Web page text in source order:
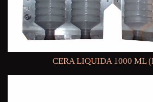
CERA LIQUIDA 1000 ML